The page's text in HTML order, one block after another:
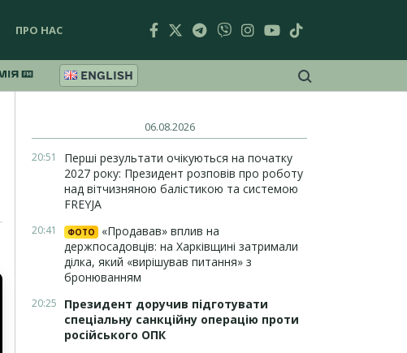
ПРО НАС
ENGLISH
06.08.2026
20:51
Перші результати очікуються на початку
2027 року: Президент розповів про роботу
над вітчизняною балістикою та системою
FREYJA
20:41 ФОТО
«Продавав» вплив на
держпосадовців: на Харківщині затримали
ділка, який «вирішував питання» з
бронюванням
20:25
Президент доручив підготувати
спеціальну санкційну операцію проти
російського ОПК